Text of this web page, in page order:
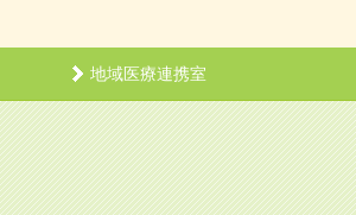
地域医療連携室